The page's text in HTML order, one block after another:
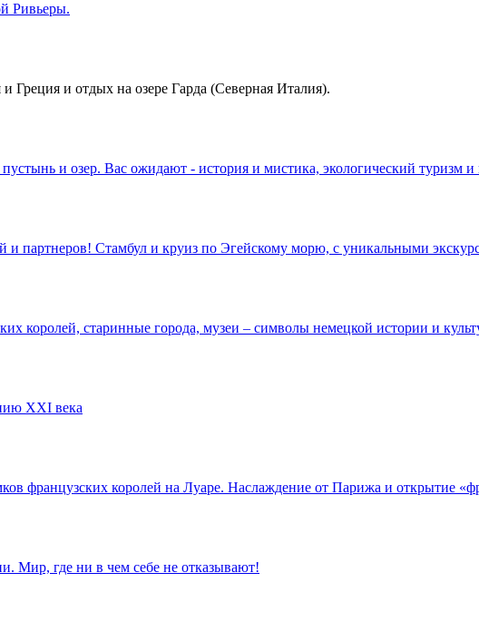
Ривьеры.
и отдых на озере Гарда (Северная Италия).
и озер. Вас ожидают - история и мистика, экологический туризм
партнеров! Стамбул и круиз по Эгейскому морю, с уникальными
королей, старинные города, музеи – символы немецкой истории и
XXI века
французских королей на Луаре. Наслаждение от Парижа и открытие
Мир, где ни в чем себе не отказывают!